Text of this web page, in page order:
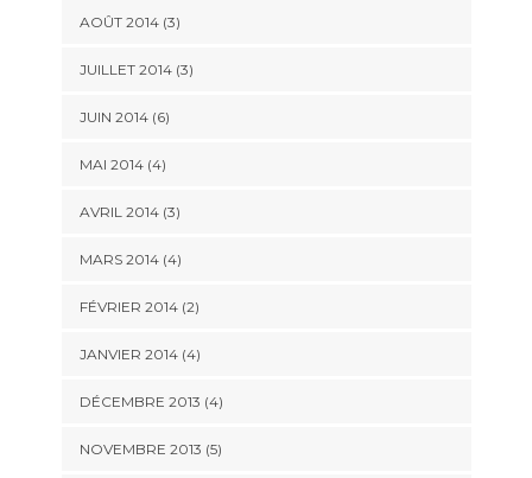
AOÛT 2014(3)
JUILLET 2014(3)
JUIN 2014(6)
MAI 2014(4)
AVRIL 2014(3)
MARS 2014(4)
FÉVRIER 2014(2)
JANVIER 2014(4)
DÉCEMBRE 2013 (4)
NOVEMBRE 2013 (5)